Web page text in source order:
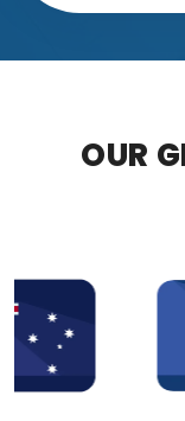
OUR